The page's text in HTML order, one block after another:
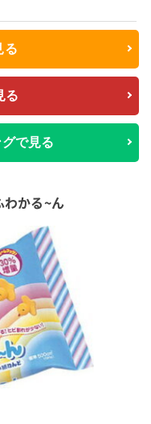
る
る
で見る
わかる~ん